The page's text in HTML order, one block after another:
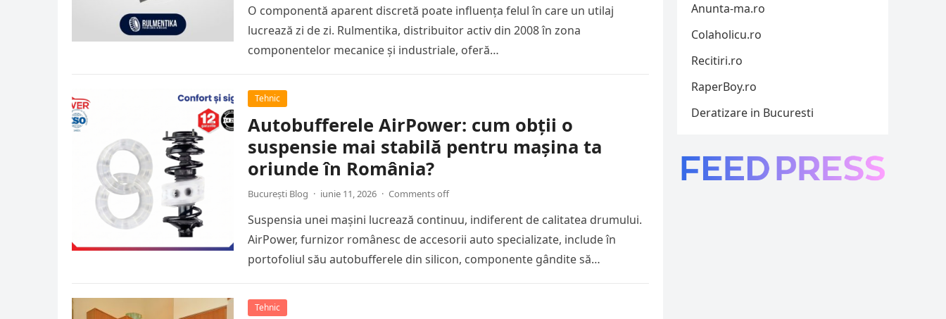
O componentă aparent discretă poate influența felul în care un utilaj
lucrează zi de zi. Rulmentika, distribuitor activ din 2008 în zona
componentelor mecanice și industriale, oferă…
Tehnic
Autobufferele AirPower: cum obții o
suspensie mai stabilă pentru mașina ta
oriunde în România?
București Blog · iunie 11, 2026 · Comments off
Suspensia unei mașini lucrează continuu, indiferent de calitatea drumului.
AirPower, furnizor românesc de accesorii auto specializate, include în
portofoliul său autobufferele din silicon, componente gândite să
Tehnic
Anunta-ma.ro
Colaholicu.ro
Recitiri.ro
RaperBoy.ro
Deratizare in Bucuresti